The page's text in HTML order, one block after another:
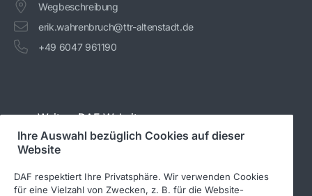
Wegbeschreibung
erik.wahrenbruch@ttr-altenstadt.de
+49 6047 961190
Weitere DAF-Websites
PACCAR Power Solutions
Ihre Auswahl bezüglich Cookies auf dieser
Website
DAF respektiert Ihre Privatsphäre. Wir verwenden Cookies
für eine Vielzahl von Zwecken, z. B. für die Website-